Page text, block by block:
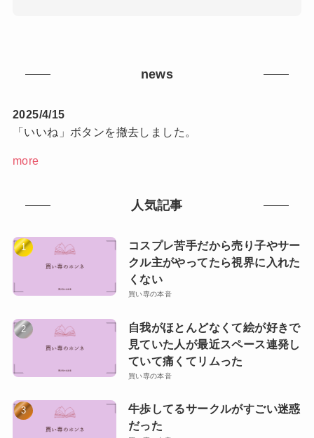
news
2025/4/15
「いいね」ボタンを撤去しました。
more
人気記事
コスプレ苦手だから売り子やサー
クル主がやってたら視界に入れた
くない
買い専の本音
自我がほとんどなくて絵が好きで
見ていた人が最近スペース連発し
ていて痛くてリムった
買い専の本音
牛歩してるサークルがすごい迷惑
だった